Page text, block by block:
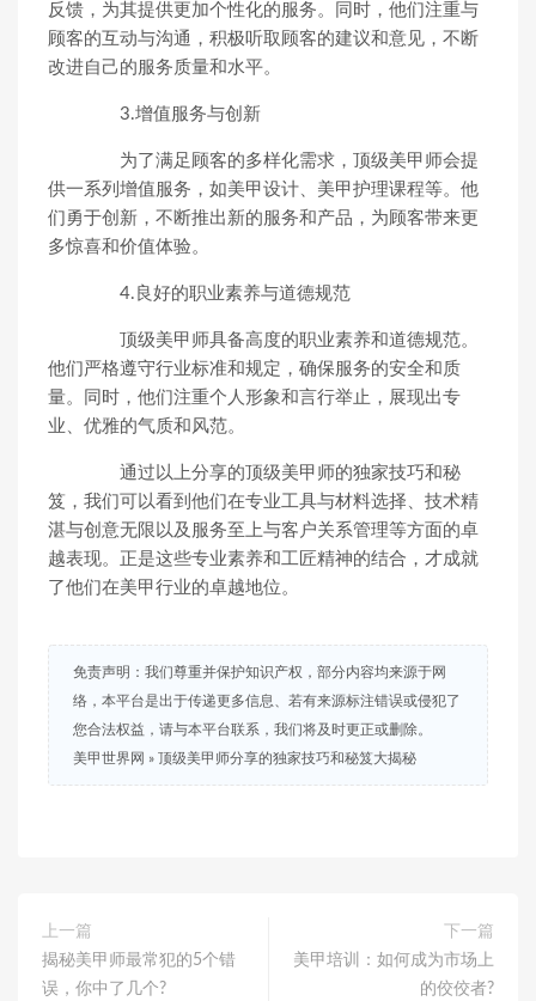
反馈，为其提供更加个性化的服务。同时，他们注重与
顾客的互动与沟通，积极听取顾客的建议和意见，不断
改进自己的服务质量和水平。
3.增值服务与创新
为了满足顾客的多样化需求，顶级美甲师会提
供一系列增值服务，如美甲设计、美甲护理课程等。他
们勇于创新，不断推出新的服务和产品，为顾客带来更
多惊喜和价值体验。
4.良好的职业素养与道德规范
顶级美甲师具备高度的职业素养和道德规范。
他们严格遵守行业标准和规定，确保服务的安全和质
量。同时，他们注重个人形象和言行举止，展现出专
业、优雅的气质和风范。
通过以上分享的顶级美甲师的独家技巧和秘
笈，我们可以看到他们在专业工具与材料选择、技术精
湛与创意无限以及服务至上与客户关系管理等方面的卓
越表现。正是这些专业素养和工匠精神的结合，才成就
了他们在美甲行业的卓越地位。
免责声明：我们尊重并保护知识产权，部分内容均来源于网
络，本平台是出于传递更多信息、若有来源标注错误或侵犯了
您合法权益，请与本平台联系，我们将及时更正或删除。
美甲世界网 » 顶级美甲师分享的独家技巧和秘笈大揭秘
上一篇
揭秘美甲师最常犯的5个错
误，你中了几个?
下一篇
美甲培训：如何成为市场上
的佼佼者?